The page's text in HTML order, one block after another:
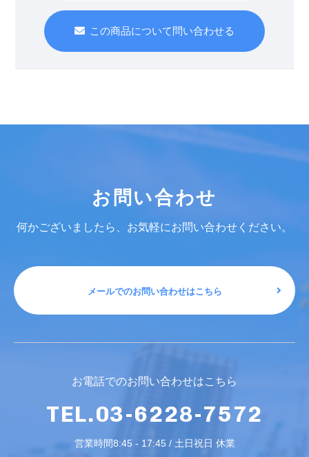
この商品について問い合わせる
お問い合わせ
何かございましたら、お気軽にお問い合わせください。
メールでのお問い合わせはこちら
お電話でのお問い合わせはこちら
TEL.03-6228-7572
営業時間8:45 - 17:45 / 土日祝日 休業